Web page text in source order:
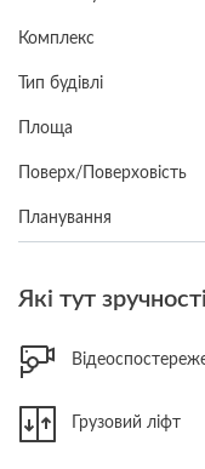
Комплекс
Тип будівлі
Площа
Поверх/Поверховість
Планування
Які тут зручності
Грузовий ліфт